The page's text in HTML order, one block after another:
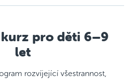
pro děti 6–9
let
rozvíjející všestrannost,